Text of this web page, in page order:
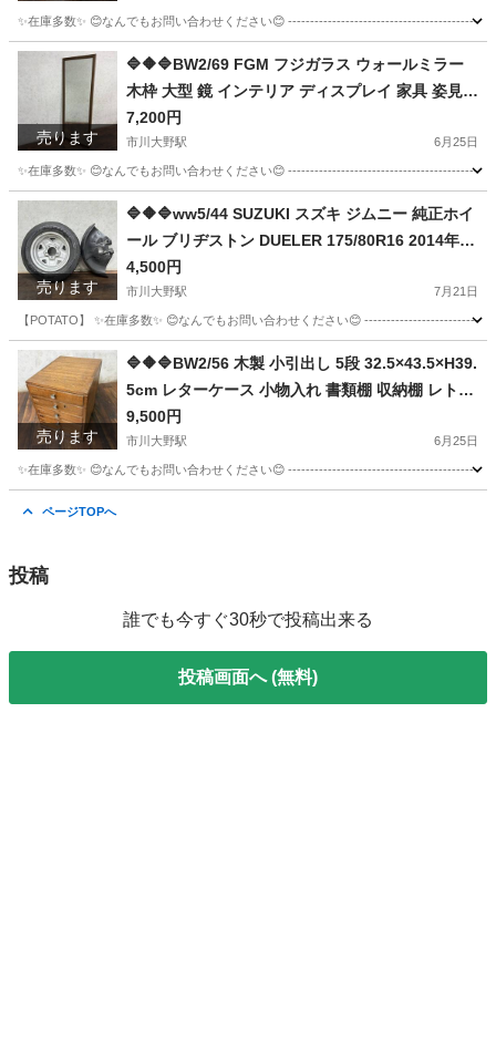
✨在庫多数✨ 😊なんでもお問い合わせください😊
千葉 市川市 市川大野駅
売ります
🔷🔶🔷BW2/69 FGM フジガラス ウォールミラー
木枠 大型 鏡 インテリア ディスプレイ 家具 姿見
ヴィンテージ◇🔷🔶🔷
7,200円
市川大野駅 6月25日
✨在庫多数✨ 😊なんでもお問い合わせください😊
千葉 市川市 市川大野駅
売ります
🔷🔶🔷ww5/44 SUZUKI スズキ ジムニー 純正ホイ
ール ブリヂストン DUELER 175/80R16 2014年製
ホイール タイヤ ★直接引取歓迎🔷🔶🔷
4,500円
市川大野駅 7月21日
【POTATO】 ✨在庫多数✨ 😊なんでもお問い合わせください😊
千葉 市川市 市川大野駅 タイヤ、ホイール ホイール
売ります
🔷🔶🔷BW2/56 木製 小引出し 5段 32.5×43.5×H39.
5cm レターケース 小物入れ 書類棚 収納棚 レトロ
ヴィンテージ 古民家◇🔷🔶🔷
9,500円
市川大野駅 6月25日
✨在庫多数✨ 😊なんでもお問い合わせください😊
ページTOPへ
投稿
誰でも今すぐ30秒で投稿出来る
投稿画面へ (無料)